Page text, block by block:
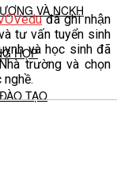
VÀ NCKH
HỢP
TẠO
đã ghi nhận
tư vấn tuyển sinh
và học sinh đã
trường và chọn